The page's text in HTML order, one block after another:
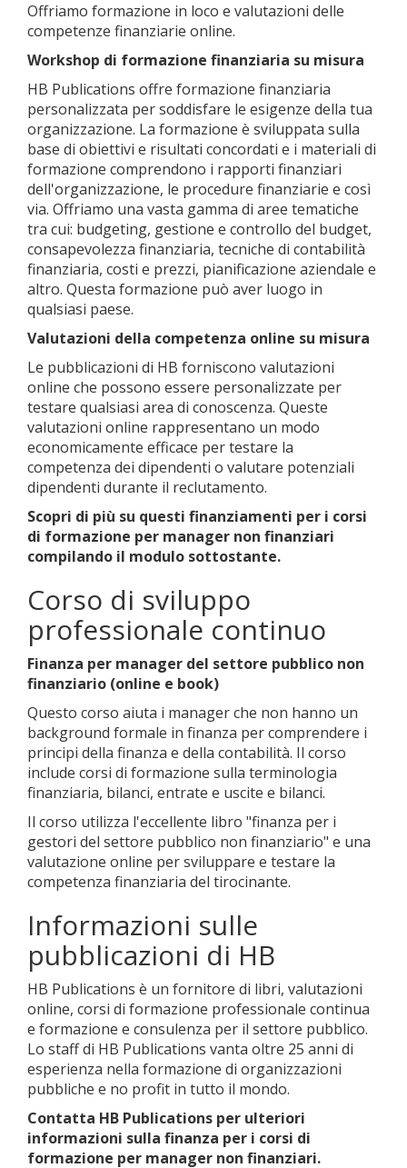
Offriamo formazione in loco e valutazioni delle
competenze finanziarie online.
Workshop di formazione finanziaria su misura
HB Publications offre formazione finanziaria
personalizzata per soddisfare le esigenze della tua
organizzazione. La formazione è sviluppata sulla
base di obiettivi e risultati concordati e i materiali di
formazione comprendono i rapporti finanziari
dell'organizzazione, le procedure finanziarie e così
via. Offriamo una vasta gamma di aree tematiche
tra cui: budgeting, gestione e controllo del budget,
consapevolezza finanziaria, tecniche di contabilità
finanziaria, costi e prezzi, pianificazione aziendale e
altro. Questa formazione può aver luogo in
qualsiasi paese.
Valutazioni della competenza online su misura
Le pubblicazioni di HB forniscono valutazioni
online che possono essere personalizzate per
testare qualsiasi area di conoscenza. Queste
valutazioni online rappresentano un modo
economicamente efficace per testare la
competenza dei dipendenti o valutare potenziali
dipendenti durante il reclutamento.
Scopri di più su questi finanziamenti per i corsi
di formazione per manager non finanziari
compilando il modulo sottostante.
Corso di sviluppo
professionale continuo
Finanza per manager del settore pubblico non
finanziario (online e book)
Questo corso aiuta i manager che non hanno un
background formale in finanza per comprendere i
principi della finanza e della contabilità. Il corso
include corsi di formazione sulla terminologia
finanziaria, bilanci, entrate e uscite e bilanci.
Il corso utilizza l'eccellente libro "finanza per i
gestori del settore pubblico non finanziario" e una
valutazione online per sviluppare e testare la
competenza finanziaria del tirocinante.
Informazioni sulle
pubblicazioni di HB
HB Publications è un fornitore di libri, valutazioni
online, corsi di formazione professionale continua
e formazione e consulenza per il settore pubblico.
Lo staff di HB Publications vanta oltre 25 anni di
esperienza nella formazione di organizzazioni
pubbliche e no profit in tutto il mondo.
Contatta HB Publications per ulteriori
informazioni sulla finanza per i corsi di
formazione per manager non finanziari.